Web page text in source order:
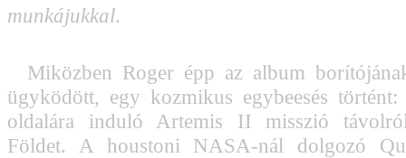
munkájukkal.
Miközben Roger épp az album
ügyködött, egy kozmikus egybeesés
oldalára induló Artemis II misszió
Földet. A houstoni NASA-nál dolgozó